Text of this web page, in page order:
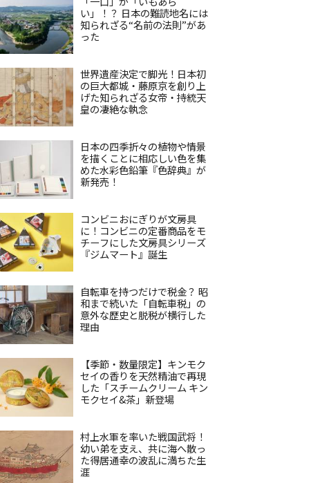
い」！？ 日本の難読地名には
知られざる“名前の法則”があ
った
世界遺産決定で脚光！日本初
の巨大都城・藤原京を創り上
げた知られざる女帝・持統天
皇の凄絶な執念
日本の四季折々の植物や情景
を描くことに相応しい色を集
めた水彩色鉛筆『色辞典』が
新発売！
コンビニおにぎりが文房具
に！コンビニの定番商品をモ
チーフにした文房具シリーズ
『ジムマート』誕生
自転車を持つだけで税金？ 昭
和まで続いた「自転車税」の
意外な歴史と脱税が横行した
理由
【季節・数量限定】キンモク
セイの香りを天然精油で再現
した「スチームクリーム キン
モクセイ&茶」新登場
村上水軍を率いた戦国武将！
幼い弟を支え、共に海へ散っ
た得居通幸の波乱に満ちた生
涯